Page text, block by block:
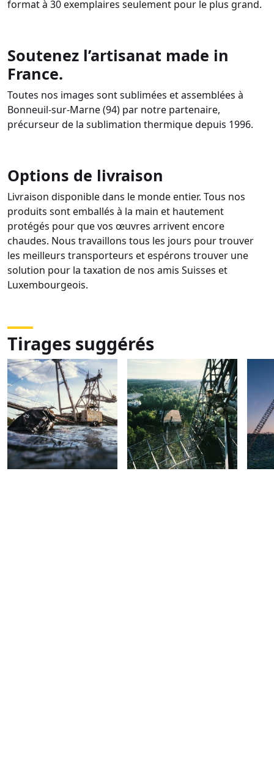
format à 30 exemplaires seulement pour le plus grand.
Soutenez l’artisanat made in
France.
Toutes nos images sont sublimées et assemblées à
Bonneuil-sur-Marne (94) par notre partenaire,
précurseur de la sublimation thermique depuis 1996.
Options de livraison
Livraison disponible dans le monde entier. Tous nos
produits sont emballés à la main et hautement
protégés pour que vos œuvres arrivent encore
chaudes. Nous travaillons tous les jours pour trouver
les meilleurs transporteurs et espérons trouver une
solution pour la taxation de nos amis Suisses et
Luxembourgeois.
Tirages suggérés
DSC09808